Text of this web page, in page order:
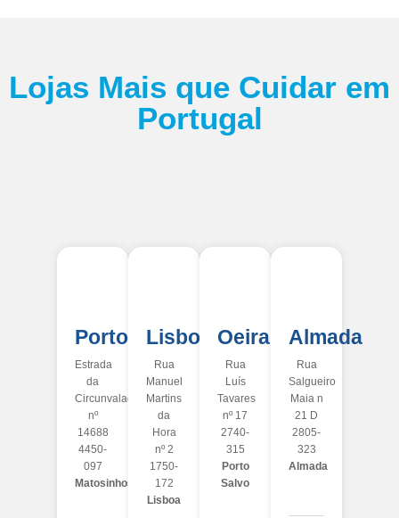
Lojas Mais que Cuidar em
Portugal
Porto
Estrada
da
Circunvalação
nº
14688
4450-
097
Matosinhos
Lisboa
Rua
Manuel
Martins
da
Hora
nº 2
1750-
172
Lisboa
Oeiras
Rua
Luís
Tavares
nº 17
2740-
315
Porto
Salvo
Almada
Rua
Salgueiro
Maia n
21 D
2805-
323
Almada